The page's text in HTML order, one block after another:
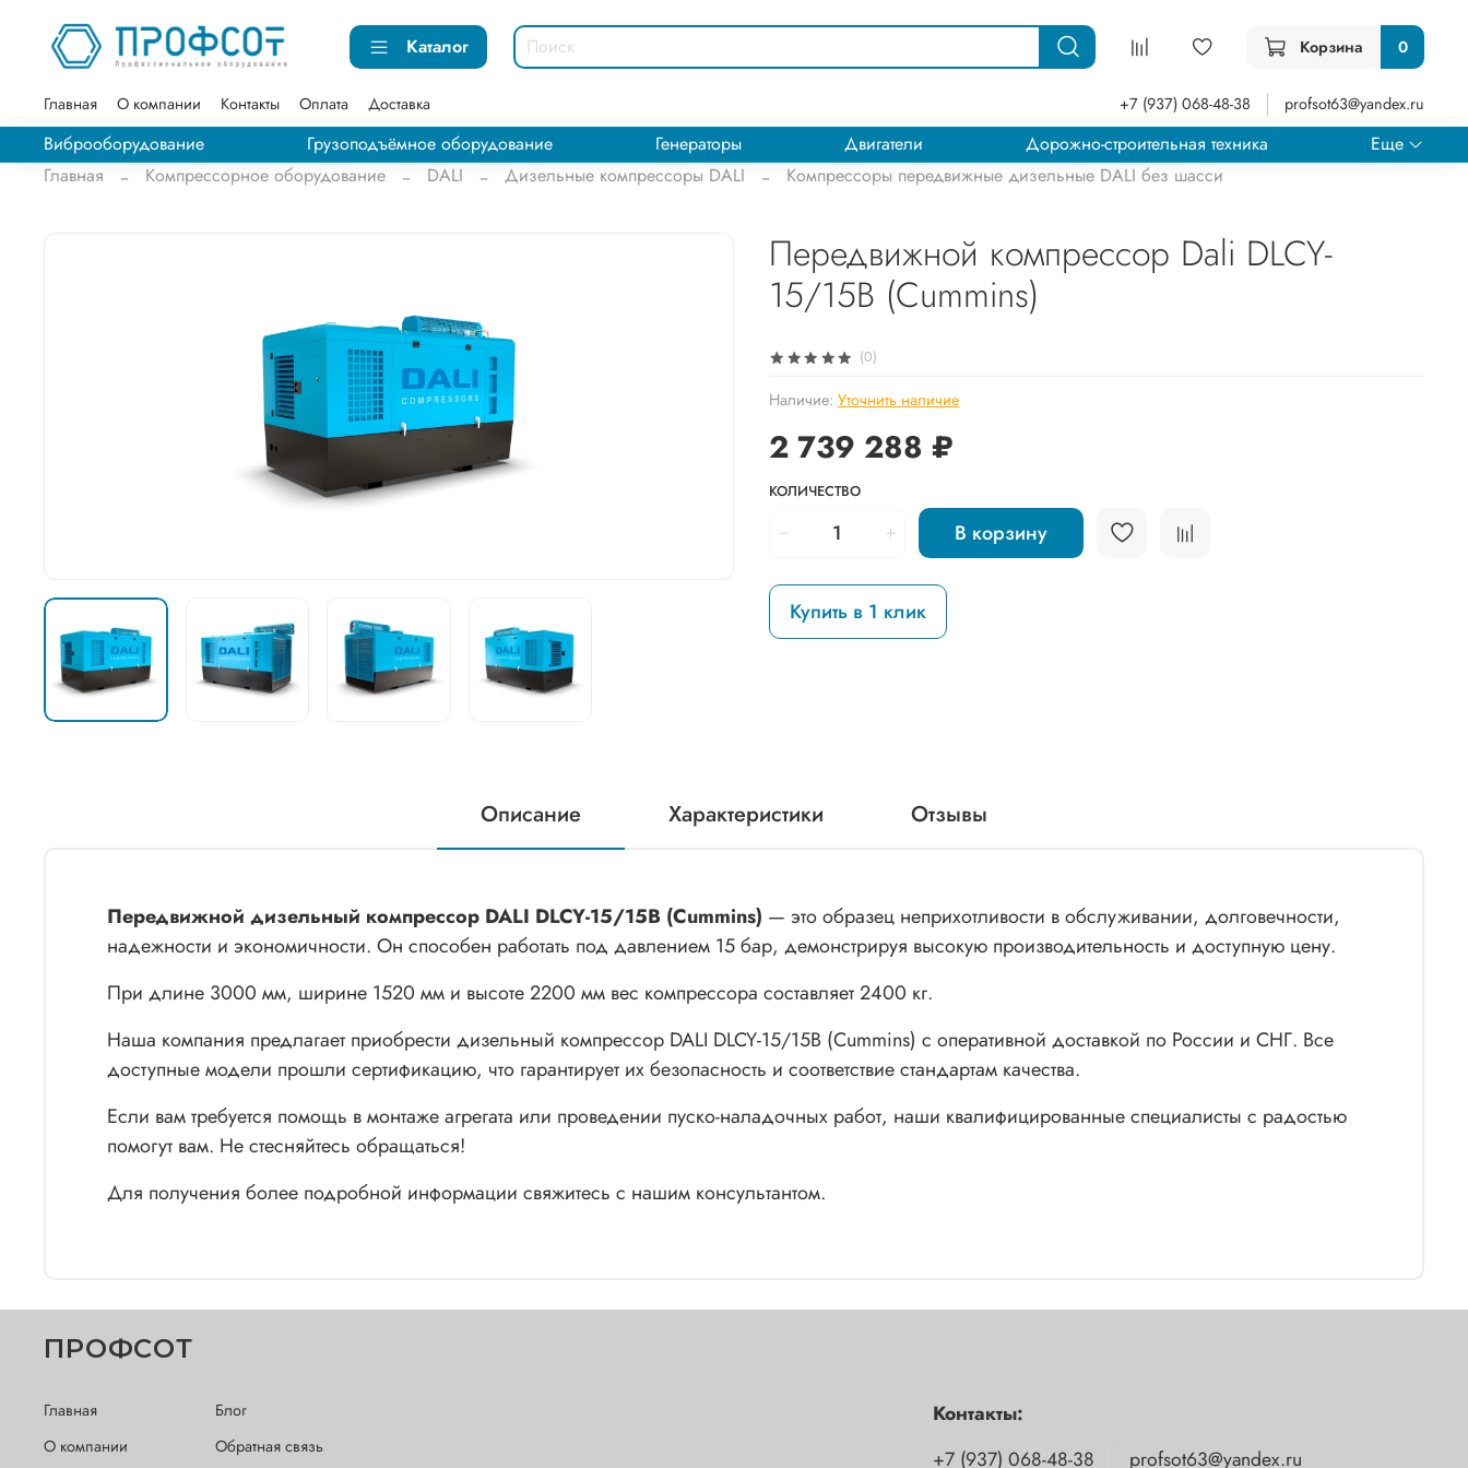
Каталог Корзина 0
Главная О компании Контакты Оплата Доставка +7 (937) 068-48-38 profsot63@yandex.ru
Виброоборудование Грузоподъёмное оборудование Генераторы Двигатели Дорожно-строительная техника
Еще
Главная
Компрессорное оборудование DALI Дизельные компрессоры DALI Компрессоры передвижные дизельные DALI без шасси
(0)
Наличие: Уточнить наличие
Передвижной компрессор Dali DLCY-
15/15B (Cummins)
2 739 288 ₽
КОЛИЧЕСТВО
В корзину
Купить в 1 клик
Описание Характеристики Отзывы
Передвижной дизельный компрессор DALI DLCY-15/15B (Cummins) — это образец неприхотливости в обслуживании, долговечности,
надежности и экономичности. Он способен работать под давлением 15 бар, демонстрируя высокую производительность и доступную цену.
При длине 3000 мм, ширине 1520 мм и высоте 2200 мм вес компрессора составляет 2400 кг.
Наша компания предлагает приобрести дизельный компрессор DALI DLCY-15/15B (Cummins) с оперативной доставкой по России и СНГ. Все
доступные модели прошли сертификацию, что гарантирует их безопасность и соответствие стандартам качества.
Если вам требуется помощь в монтаже агрегата или проведении пуско-наладочных работ, наши квалифицированные специалисты с радостью
помогут вам. Не стесняйтесь обращаться!
Для получения более подробной информации свяжитесь с нашим консультантом.
ПРОФСОТ
Главная
О компании
Блог
Обратная связь
Контакты:
+7 (937) 068-48-38
profsot63@yandex.ru